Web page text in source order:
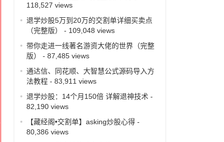
118,527 views
退学炒股5万到20万的交割单详细买卖点
（完整版）
- 109,048 views
带你走进一线著名游资大佬的世界（完整
版）
- 87,485 views
通达信、同花顺、大智慧公式源码导入方
法教程- 83,911 views
退学炒股：14个月150倍 详解退神技术 -
82,190 views
【藏经阁•交割单】asking炒股心得-
80,386 views